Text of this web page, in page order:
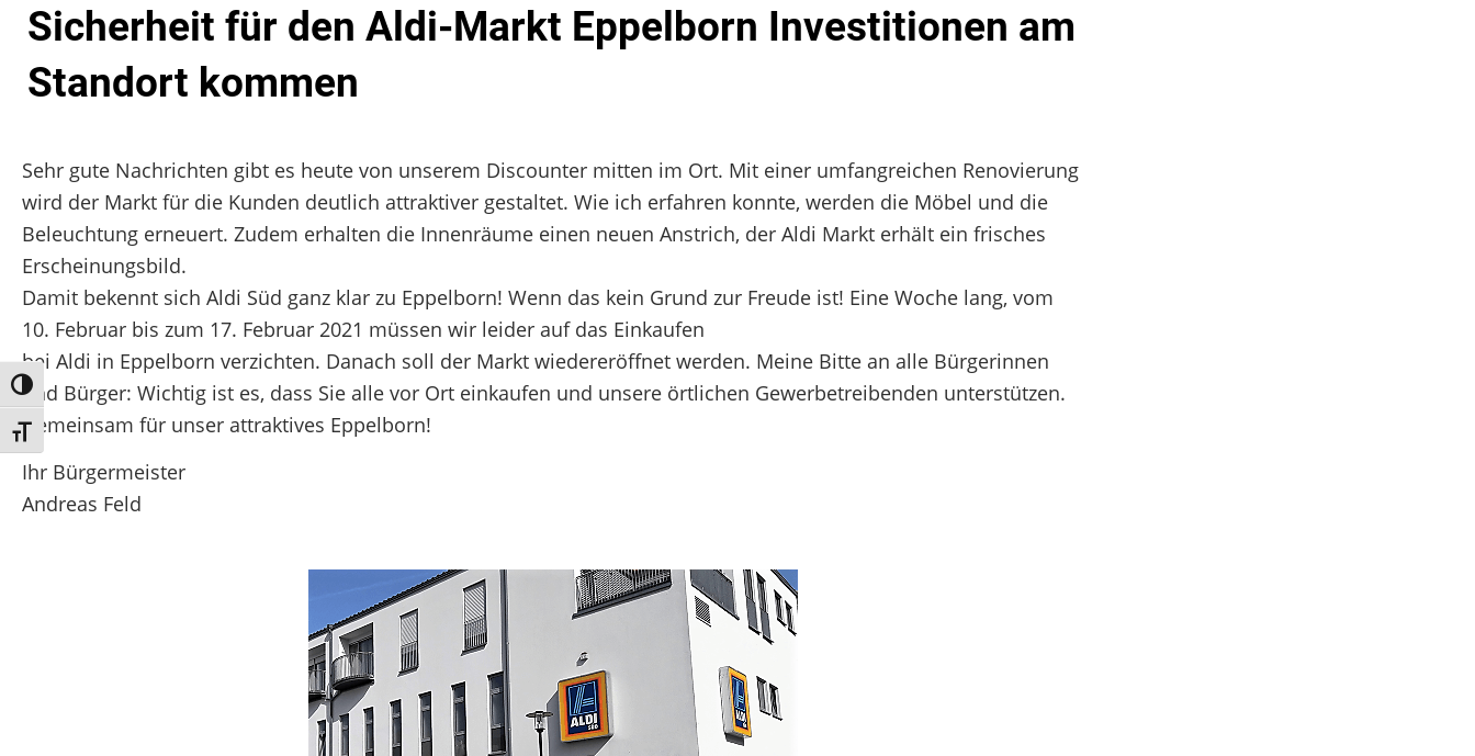
Umschalten auf hohe Kontraste
Schrift vergrößern
Sicherheit für den Aldi-Markt Eppelborn Investitionen am
Standort kommen
Sehr gute Nachrichten gibt es heute von unserem Discounter mitten im Ort. Mit einer umfangreichen Renovierung
wird der Markt für die Kunden deutlich attraktiver gestaltet. Wie ich erfahren konnte, werden die Möbel und die
Beleuchtung erneuert. Zudem erhalten die Innenräume einen neuen Anstrich, der Aldi Markt erhält ein frisches
Erscheinungsbild.
Damit bekennt sich Aldi Süd ganz klar zu Eppelborn! Wenn das kein Grund zur Freude ist! Eine Woche lang, vom
10. Februar bis zum 17. Februar 2021 müssen wir leider auf das Einkaufen
bei Aldi in Eppelborn verzichten. Danach soll der Markt wiedereröffnet werden. Meine Bitte an alle Bürgerinnen
und Bürger: Wichtig ist es, dass Sie alle vor Ort einkaufen und unsere örtlichen Gewerbetreibenden unterstützen.
Gemeinsam für unser attraktives Eppelborn!
Ihr Bürgermeister
Andreas Feld